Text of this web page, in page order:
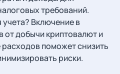
требований.
Включение в
от добычи криптовалют и
поможет снизить
риски.